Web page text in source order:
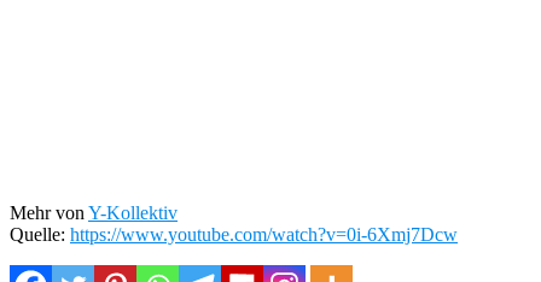
Mehr von Y-Kollektiv
Quelle: https://www.youtube.com/watch?v=0i-6Xmj7Dcw